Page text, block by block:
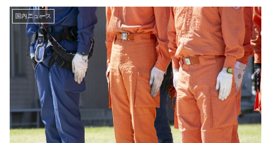
国内ニュース